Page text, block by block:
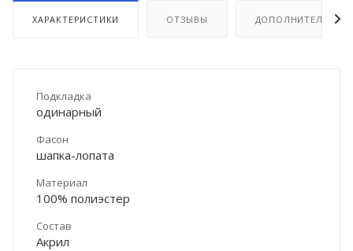
ХАРАКТЕРИСТИКИ ОТЗЫВЫ ДОПОЛНИТЕЛЬНО
Подкладка
одинарный
Фасон
шапка-лопата
Материал
100% полиэстер
Состав
Акрил